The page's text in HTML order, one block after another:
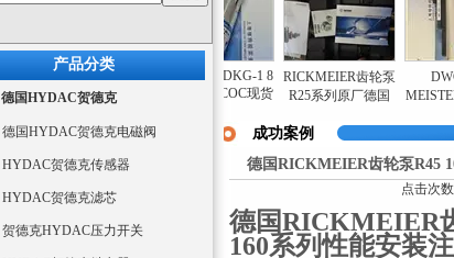
产品分类
德国HYDAC贺德克
德国HYDAC贺德克电磁阀
HYDAC贺德克传感器
HYDAC贺德克滤芯
贺德克HYDAC压力开关
德国进口全新
MEISTER DKG-1 8
MEISTER DKG-1 8
G 1 2 MS COC现货
RICKMEIER齿轮泵
R25系列原厂德国
DWG系列
MEISTER流量
成功案例
德国RICKMEIER齿轮泵R45
点击次
德国RICKMEIER
160系列性能安装